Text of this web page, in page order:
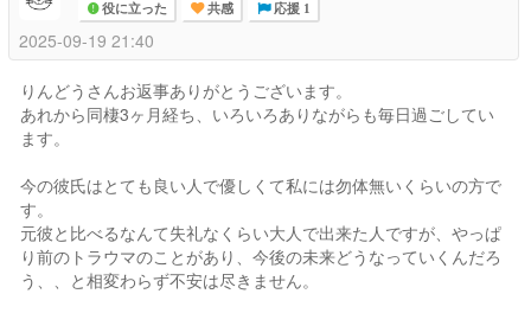
役に立った 共感 応援 1
2025-09-19 21:40
りんどうさんお返事ありがとうございます。
あれから同棲3ヶ月経ち、いろいろありながらも毎日過ごしてい
ます。
今の彼氏はとても良い人で優しくて私には勿体無いくらいの方で
す。
元彼と比べるなんて失礼なくらい大人で出来た人ですが、やっぱ
り前のトラウマのことがあり、今後の未来どうなっていくんだろ
う、、と相変わらず不安は尽きません。